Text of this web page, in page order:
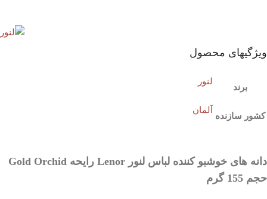
ویژگیهای محصول
برند
لنور
کشور سازنده
آلمان
دانه های خوشبو کننده لباس لنور Lenor رایحه Gold Orchid
حجم 155 گرم